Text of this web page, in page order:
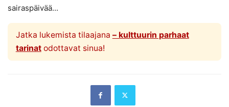
sairaspäivää...
Jatka lukemista tilaajana – kulttuurin parhaat
tarinatodottavat sinua!